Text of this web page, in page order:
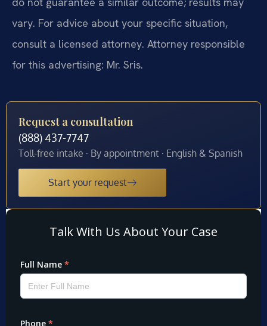
vary. For advice about your specific situation,
consult a licensed attorney. Attorney responsible
for this advertising: Mr. Sris.
Request a consultation
(888) 437-7747
Toll-free intake · By appointment · English & Spanish
Start your request